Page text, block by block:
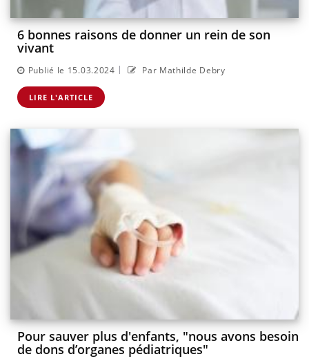
6 bonnes raisons de donner un rein de son
vivant
Publié le 15.03.2024 | Par Mathilde Debry
LIRE L'ARTICLE
Pour sauver plus d'enfants, "nous avons besoin
de dons d’organes pédiatriques"